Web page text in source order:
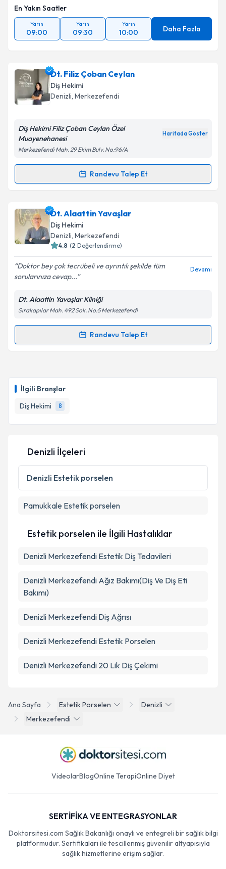
İlgili Branşlar
Diş Hekimi
8
En Yakın Saatler
Yarın
09:00
Yarın
09:30
Yarın
10:00 Daha Fazla
Dt. Filiz Çoban Ceylan
Diş Hekimi
Denizli, Merkezefendi
Diş Hekimi Filiz Çoban Ceylan Özel
Muayenehanesi
Haritada Göster
Merkezefendi Mah. 29 Ekim Bulv. No:96/A
Randevu Talep Et
Randevu Takvimi Talebi
Dt. Filiz Çoban Ceylaniçin randevu takvimi talebi
oluşturun. Size bu uzmandan randevu almanız için bir
takvim hazırlandığında e-posta ile bilgilendireceğiz.
Kişisel verilerimin işlenmesine ilişkin
Metni'ni okudum ve kişisel verilerimin belirtilen
kapsamda işlenmesini kabul ediyorum.
Dt. Alaattin Yavaşlar
Diş Hekimi
Denizli, Merkezefendi
4.8 (2 Değerlendirme)
Doktor bey çok tecrübeli ve ayrıntılı şekilde tüm
sorularınıza cevap...
Devamı
Dt. Alaattin Yavaşlar Kliniği
Sırakapılar Mah. 492 Sok. No:5 Merkezefendi
Randevu Talep Et
Randevu Takvimi Talebi
takvim hazırlandığında e-posta ile bilgilendireceğiz.
E-posta Adresiniz
Kişisel verilerimin işlenmesine ilişkinAydınlatma
Metni
'ni okudum ve kişisel verilerimin belirtilen
kapsamda işlenmesini kabul ediyorum.
Ana Sayfa Estetik Porselen
Denizli
Merkezefendi
Denizli İlçeleri
Denizli Estetik porselen
Pamukkale Estetik porselen
Estetik porselen ile İlgili Hastalıklar
Denizli Merkezefendi Estetik Diş Tedavileri
Denizli Merkezefendi Ağız Bakımı(Diş Ve Diş Eti
Bakımı)
Denizli Merkezefendi Diş Ağrısı
Denizli Merkezefendi Estetik Porselen
Denizli Merkezefendi 20 Lik Diş Çekimi
VideolarBlogOnline TerapiOnline Diyet
SERTİFİKA VE ENTEGRASYONLAR
Doktorsitesi.com Sağlık Bakanlığı onaylı ve entegreli bir sağlık bilgi
platformudur. Sertifikaları ile tescillenmiş güvenilir altyapısıyla
sağlık hizmetlerine erişim sağlar.